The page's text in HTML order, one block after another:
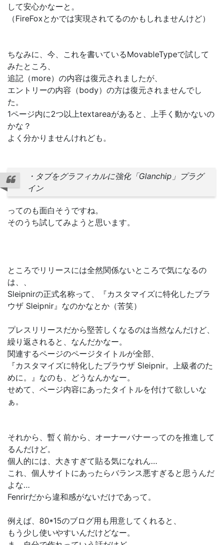
して安心かなーと。
（FireFoxとかでは実現されてるのかもしれませんけど）
ちなみに、今、これを書いているMovableTypeで試して
みたところ、
追記（more）の内容は復元されましたが、
エントリーの内容（body）の方は復元されませんでし
た。
1ページ内に2つ以上textareaがあると、上手く動かないの
かな？
よく分かりませんけれども。
・タブをグラフィカルに強化「Glanchip」プラグ
イン
ってのも面白そうですね。
そのうち試してみようと思います。
ところでリリースには全然関係ないところで気になるの
は、、
Sleipnirの正式名称って、『カスタマイズに特化したブラ
ウザ Sleipnir』なのかなとか（苦笑）
プレスリリースだから堅苦しくなるのは当然なんだけど、
繰り返されると、なんだかなー。
関連するページのページタイトルが全部、
『カスタマイズに特化したブラウザ Sleipnir。上級者のた
めに。』なのも、どうなんかなー。
せめて、ページ内容にあったタイトルを付けて欲しいな
ぁ。
それから、暫く前から、オーナーバナーってのを推進して
るんだけど。
個人的には、大きすぎて貼る気になれん…
これ、個人サイトにあったらバランス悪すぎると思うんだ
よな…
Fenrirだから違和感がないだけであって。
例えば、80*15のブログ用も用意してくれると、
もう少し使いやすいんだけどなー。